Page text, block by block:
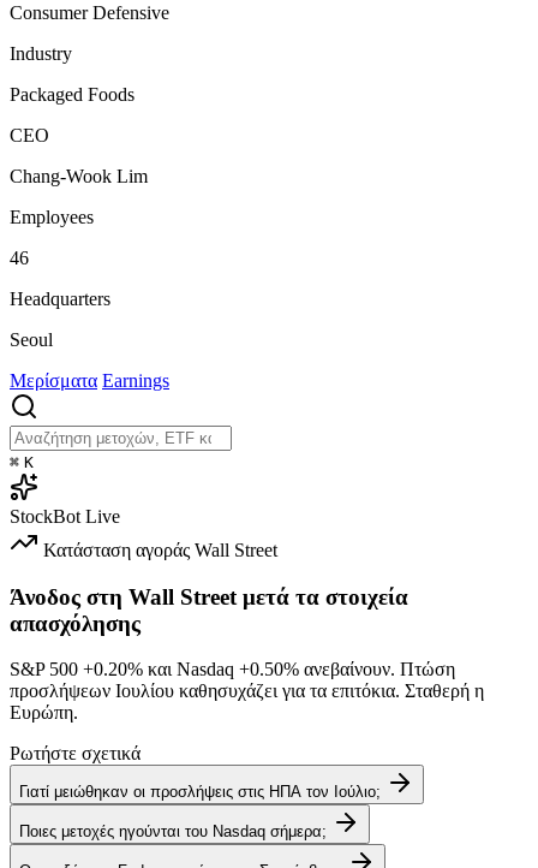
Consumer Defensive
Industry
Packaged Foods
CEO
Chang-Wook Lim
Employees
46
Headquarters
Seoul
Μερίσματα Earnings
⌘ K
StockBot Live
Κατάσταση αγοράς Wall Street
Άνοδος στη Wall Street μετά τα στοιχεία
απασχόλησης
S&P 500 +0.20% και Nasdaq +0.50% ανεβαίνουν. Πτώση
προσλήψεων Ιουλίου καθησυχάζει για τα επιτόκια. Σταθερή η
Ευρώπη.
Ρωτήστε σχετικά
Γιατί μειώθηκαν οι προσλήψεις στις ΗΠΑ τον Ιούλιο;
Ποιες μετοχές ηγούνται του Nasdaq σήμερα;